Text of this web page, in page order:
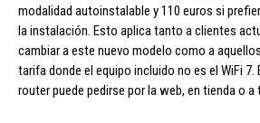
modalidad autoinstalable y 110 euros si
la instalación. Esto aplica tanto a clientes
cambiar a este nuevo modelo como a
tarifa donde el equipo incluido no es el WiFi 7.
router puede pedirse por la web, en tienda o a